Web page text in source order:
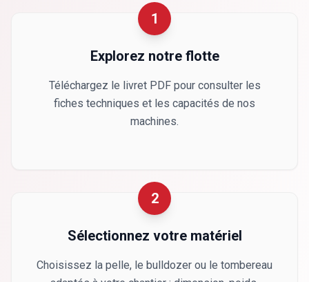
1
Explorez notre flotte
Téléchargez le livret PDF pour consulter les
fiches techniques et les capacités de nos
machines.
2
Sélectionnez votre matériel
Choisissez la pelle, le bulldozer ou le tombereau